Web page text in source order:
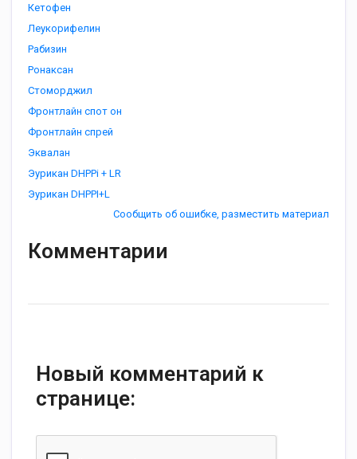
Кетофен
Леукорифелин
Рабизин
Ронаксан
Стоморджил
Фронтлайн спот он
Фронтлайн спрей
Эквалан
Эурикан DHPPi + LR
Эурикан DHPPI+L
Сообщить об ошибке, разместить материал
Комментарии
Новый комментарий к
странице: